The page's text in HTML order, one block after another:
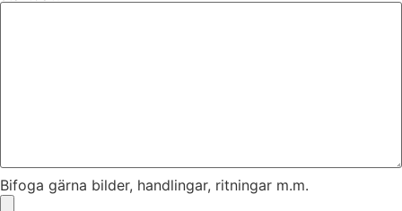
Bifoga gärna bilder, handlingar, ritningar m.m.